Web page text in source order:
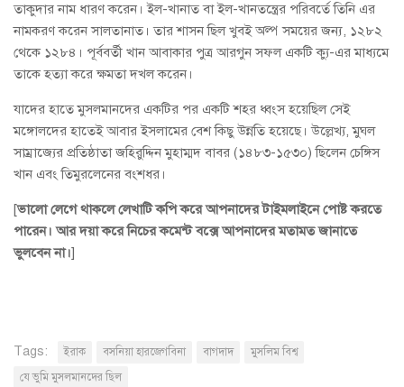
তাকুদার নাম ধারণ করেন। ইল-খানাত বা ইল-খানতন্ত্রের পরিবর্তে তিনি এর
নামকরণ করেন সালতানাত। তার শাসন ছিল খুবই অল্প সময়ের জন্য, ১২৮২
থেকে ১২৮৪। পূর্ববর্তী খান আবাকার পুত্র আরগুন সফল একটি ক্যু-এর মাধ্যমে
তাকে হত্যা করে ক্ষমতা দখল করেন।
যাদের হাতে মুসলমানদের একটির পর একটি শহর ধ্বংস হয়েছিল সেই
মঙ্গোলদের হাতেই আবার ইসলামের বেশ কিছু উন্নতি হয়েছে। উল্লেখ্য, মুঘল
সাম্রাজ্যের প্রতিষ্ঠাতা জহিরুদ্দিন মুহাম্মদ বাবর (১৪৮৩-১৫৩০) ছিলেন চেঙ্গিস
খান এবং তিমুরলেনের বংশধর।
[ভালো লেগে থাকলে লেখাটি কপি করে আপনাদের টাইমলাইনে পোষ্ট করতে
পারেন। আর দয়া করে নিচের কমেন্ট বক্সে আপনাদের মতামত জানাতে
ভুলবেন না।]
Tags: ইরাক বসনিয়া হারজেগবিনা বাগদাদ
মুসলিম বিশ্ব
যে ভুমি মুসলমানদের ছিল